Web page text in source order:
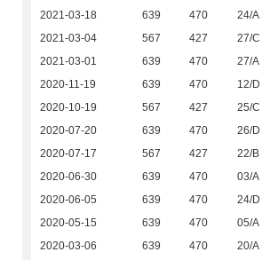
2021-03-18
639 470 24/A
2021-03-04
567 427 27/C
2021-03-01
639 470 27/A
2020-11-19
639 470 12/D
2020-10-19
567 427 25/C
2020-07-20
639 470 26/D
2020-07-17
567 427 22/B
2020-06-30
639 470 03/A
2020-06-05
639 470 24/D
2020-05-15
639 470 05/A
2020-03-06
639 470 20/A